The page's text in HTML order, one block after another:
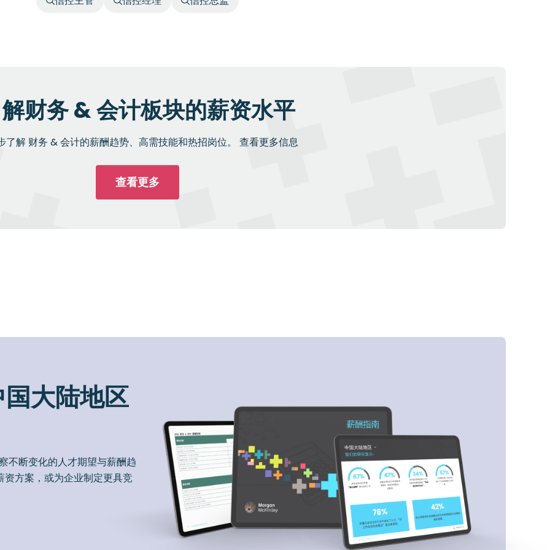
财务 & 会计板块的薪资水平
了解 财务 & 会计的薪酬趋势、高需技能和热招岗位。 查看更多信息
查看更多
大陆地区
不断变化的人才期望与薪酬趋
方案，或为企业制定更具竞